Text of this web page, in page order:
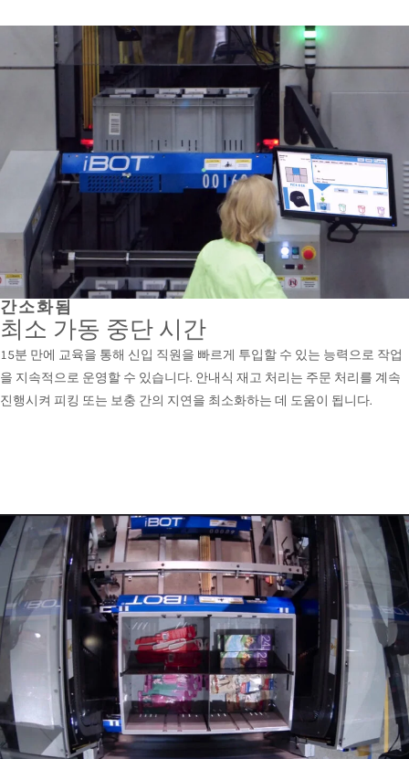
간소화됨
최소 가동 중단 시간
15분 만에 교육을 통해 신입 직원을 빠르게 투입할 수 있는 능력으로 작업
을 지속적으로 운영할 수 있습니다. 안내식 재고 처리는 주문 처리를 계속
진행시켜 피킹 또는 보충 간의 지연을 최소화하는 데 도움이 됩니다.